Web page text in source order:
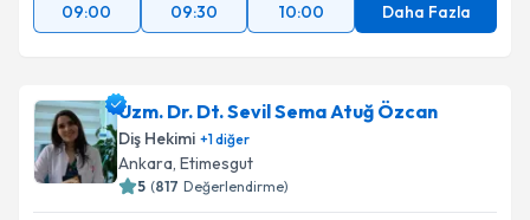
09:00
09:30 10:00 Daha Fazla
Uzm. Dr. Dt. Sevil Sema Atuğ Özcan
Diş Hekimi +1diğer
Ankara, Etimesgut
5 (817 Değerlendirme)